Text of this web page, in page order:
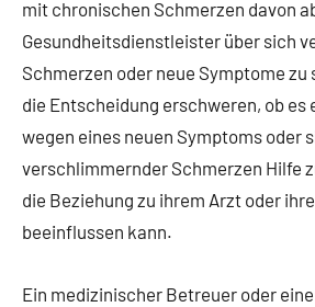
mit chronischen Schmerzen davon
Gesundheitsdienstleister über sich
Schmerzen oder neue Symptome zu
die Entscheidung erschweren, ob es
wegen eines neuen Symptoms oder
verschlimmernder Schmerzen Hilfe
die Beziehung zu ihrem Arzt oder
beeinflussen kann.
Ein medizinischer Betreuer oder